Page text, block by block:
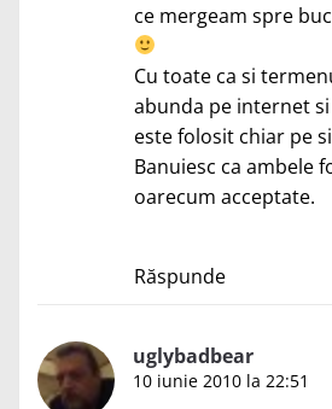
ce mergeam spre
Cu toate ca si
abunda pe internet
este folosit chiar pe
Banuiesc ca ambele
oarecum acceptate.
Răspunde
uglybadbear
10 iunie 2010 la 22:51